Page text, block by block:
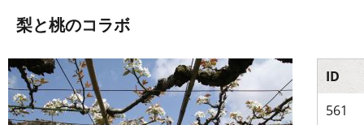
梨と桃のコラボ
ID
561